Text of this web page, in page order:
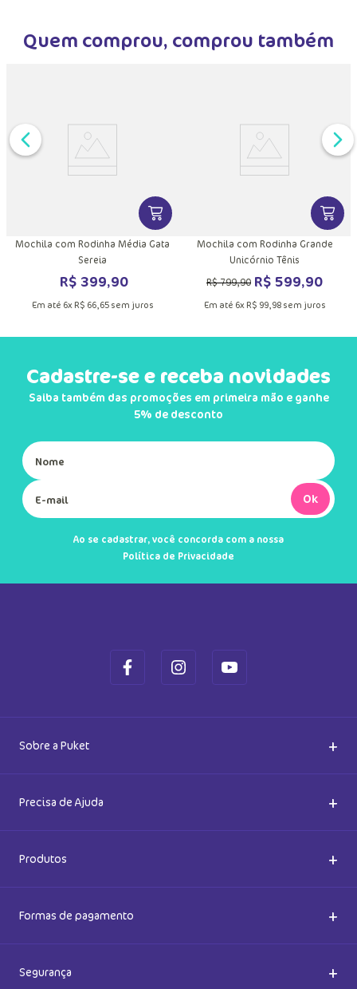
Quem comprou, comprou também
INFORMAÇÕES DO PRODUTOVER MAIS INFORMAÇÕES DO
Mochila com Rodinha Média Gata
Sereia
R$ 399,90
Em até 6x R$ 66,65sem juros
VER
Mochila com Rodinha Grande
Unicórnio Tênis
R$799,90 R$ 599,90
Em até 6x R$ 99,98sem juros
Cadastre-se e receba novidades
Saiba também das promoções em primeira mão e ganhe
5% de desconto
Ok
Ao se cadastrar, você concorda com a nossa
Política de Privacidade
Sobre a Puket +
Quem somos
Meias do Bem
Seja um Franqueado
Precisa de Ajuda +
Dúvidas Frequentes
Como comprar
Produtos +
Acessórios
Formas de pagamento +
Segurança +